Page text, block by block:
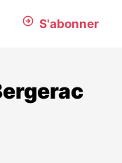
S'abonner